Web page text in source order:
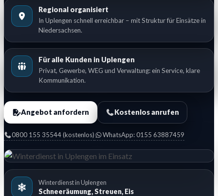
Regional organisiert
In Uplengen schnell erreichbar – mit Struktur für Einsätze in
Niedersachsen.
Für alle Kunden in Uplengen
Privat, Gewerbe, WEG und Verwaltung: ein Service, klare
Kommunikation.
Angebot anfordern Kostenlos anrufen
0800 155 35544 (kostenlos) WhatsApp: 0155 63887459
Winterdienst in Uplengen
Schneeräumung, Streuen, Eis